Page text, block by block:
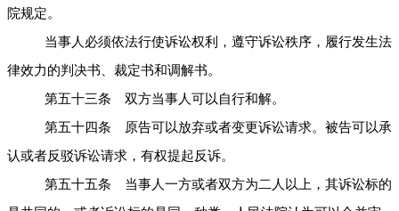
院规定。
当事人必须依法行使诉讼权利，遵守诉讼秩序，履行发生法
律效力的判决书、裁定书和调解书。
第五十三条 双方当事人可以自行和解。
第五十四条 原告可以放弃或者变更诉讼请求。被告可以承
认或者反驳诉讼请求，有权提起反诉。
第五十五条 当事人一方或者双方为二人以上，其诉讼标的